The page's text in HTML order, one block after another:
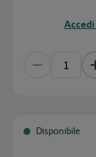
Disponibile